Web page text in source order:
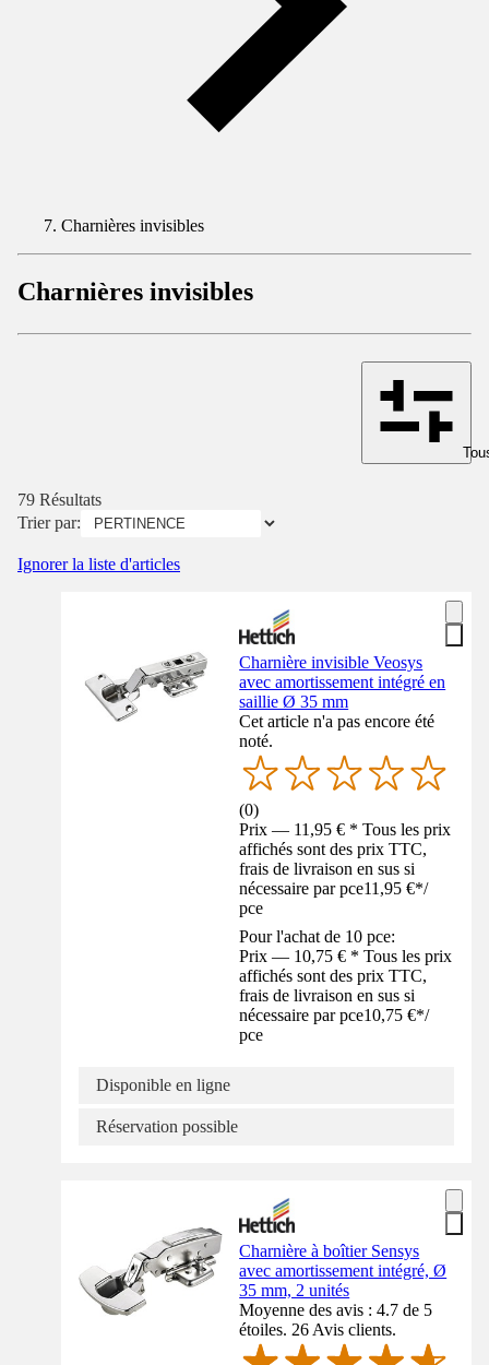
Charnières invisibles
Charnières invisibles
79 Résultats
Trier par:
Ignorer la liste d'articles
Charnière invisible Veosys
avec amortissement intégré en
saillie Ø 35 mm
Cet article n'a pas encore été
noté.
(0)
Prix — 11,95 € * Tous les prix
affichés sont des prix TTC,
frais de livraison en sus si
nécessaire par pce11,95 €*/
pce
Pour l'achat de 10 pce:
Prix — 10,75 € * Tous les prix
affichés sont des prix TTC,
frais de livraison en sus si
nécessaire par pce10,75 €*/
pce
Disponible en ligne
Réservation possible
Charnière à boîtier Sensys
avec amortissement intégré, Ø
35 mm, 2 unités
Moyenne des avis : 4.7 de 5
étoiles. 26 Avis clients.